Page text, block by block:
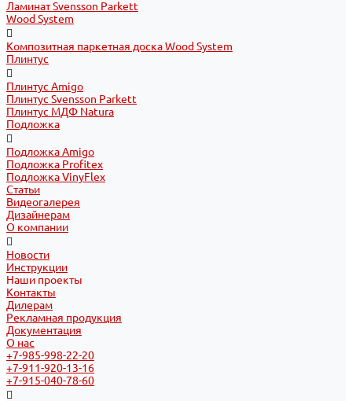
Ламинат Svensson Parkett
Wood System
Композитная паркетная доска Wood System
Плинтус
Плинтус Amigo
Плинтус Svensson Parkett
Плинтус МДФ Natura
Подложка
Подложка Amigo
Подложка Profitex
Подложка VinyFlex
Статьи
Видеогалерея
Дизайнерам
О компании
Новости
Инструкции
Наши проекты
Контакты
Дилерам
Рекламная продукция
Документация
О нас
+7-985-998-22-20
+7-911-920-13-16
+7-915-040-78-60